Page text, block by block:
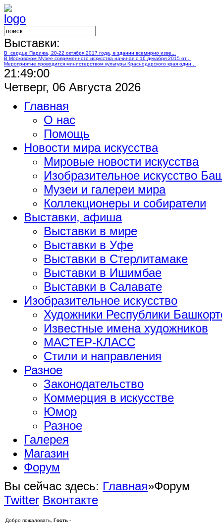
Выставки:
В сердце Парижа, 20-22 октября 2017 года, в здании всемирно изве...
В Московском Музее современного искусства начиная с 16 декабря 2015 от...
Мероприятие проводится министерством культуры Краснодарского края один...
21:49:00
Четверг, 06 Августа 2026
Главная
О нас
Помощь
Новости мира искусства
Мировые новости искусства
Изобразительное искусство
Музеи и галереи мира
Коллекционеры и собиратели
Выставки, афиша
Выставки в мире
Выставки в Уфе
Выставки в Стерлитамаке
Выставки в Ишимбае
Выставки в Салавате
Изобразительное искусство
Художники Республики
Известные имена художников
МАСТЕР-КЛАСС
Стили и направления
Разное
Законодательство
Коммерция в искусстве
Юмор
Разное
Галерея
Магазин
Форум
Вы сейчас здесь: Главная»Форум
Twitter Вконтакте
Добро пожаловать, Гость -